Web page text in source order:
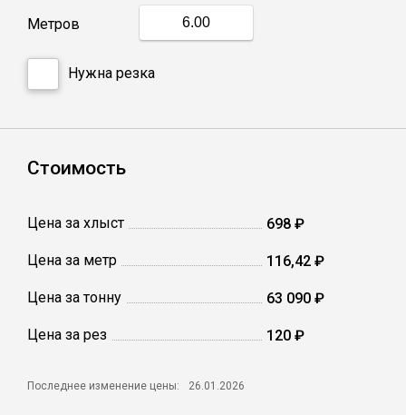
Полоса
Метров
Нужна резка
Стоимость
Цена за хлыст 698 ₽
Цена за метр 116,42 ₽
Цена за тонну 63 090 ₽
Цена за рез 120 ₽
Последнее изменение цены: 26.01.2026